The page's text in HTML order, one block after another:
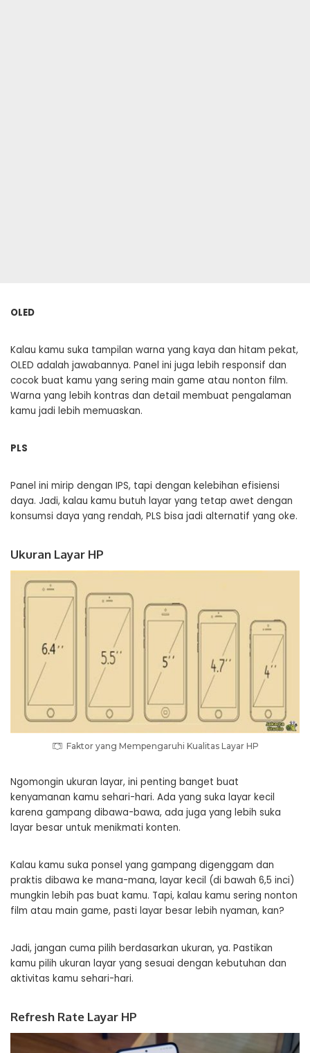
OLED
Kalau kamu suka tampilan warna yang kaya dan hitam pekat,
OLED adalah jawabannya. Panel ini juga lebih responsif dan
cocok buat kamu yang sering main game atau nonton film.
Warna yang lebih kontras dan detail membuat pengalaman
kamu jadi lebih memuaskan.
PLS
Panel ini mirip dengan IPS, tapi dengan kelebihan efisiensi
daya. Jadi, kalau kamu butuh layar yang tetap awet dengan
konsumsi daya yang rendah, PLS bisa jadi alternatif yang oke.
Ukuran Layar HP
Faktor yang Mempengaruhi Kualitas Layar HP
Ngomongin ukuran layar, ini penting banget buat
kenyamanan kamu sehari-hari. Ada yang suka layar kecil
karena gampang dibawa-bawa, ada juga yang lebih suka
layar besar untuk menikmati konten.
Kalau kamu suka ponsel yang gampang digenggam dan
praktis dibawa ke mana-mana, layar kecil (di bawah 6,5 inci)
mungkin lebih pas buat kamu. Tapi, kalau kamu sering nonton
film atau main game, pasti layar besar lebih nyaman, kan?
Jadi, jangan cuma pilih berdasarkan ukuran, ya. Pastikan
kamu pilih ukuran layar yang sesuai dengan kebutuhan dan
aktivitas kamu sehari-hari.
Refresh Rate Layar HP